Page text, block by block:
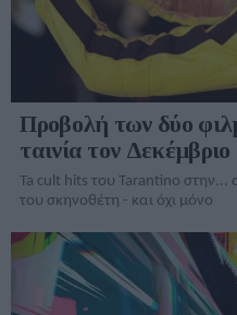
Προβολή των δύο
ταινία τον Δεκέμβριο
Ta cult hits του Tarantino στην...
του σκηνοθέτη - και όχι μόνο